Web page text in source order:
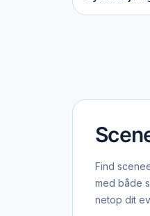
Find
med både
netop dit